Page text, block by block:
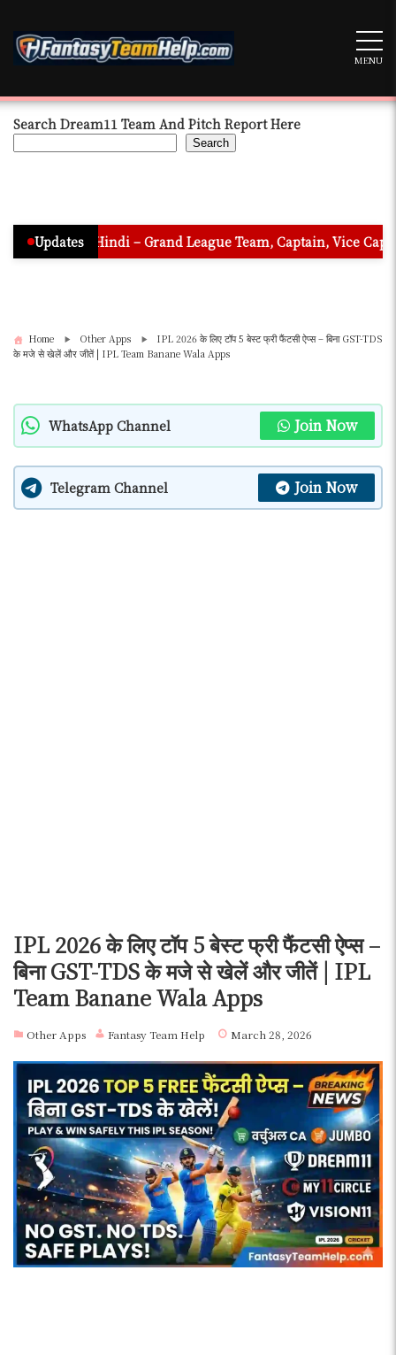
content
MENU
Search Dream11 Team And Pitch Report Here
Search
Updates
Hindi – Grand League Team, Captain, Vice Captain & Must
Home Other Apps
IPL 2026 के लिए टॉप 5 बेस्ट फ्री फैंटसी ऐप्स – बिना GST-TDS
के मजे से खेलें और जीतें | IPL Team Banane Wala Apps
WhatsApp Channel Join Now
Telegram Channel Join Now
IPL 2026 के लिए टॉप 5 बेस्ट फ्री फैंटसी ऐप्स –
बिना GST-TDS के मजे से खेलें और जीतें | IPL
Team Banane Wala Apps
Other Apps Fantasy Team Help March 28, 2026